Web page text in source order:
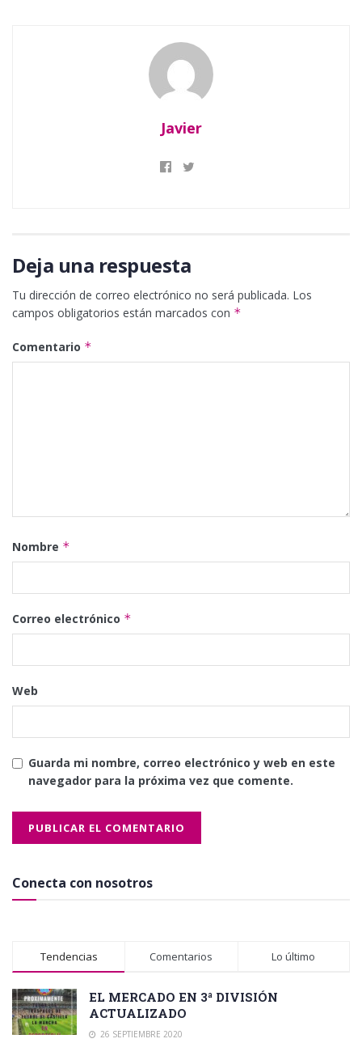
Javier
Deja una respuesta
Tu dirección de correo electrónico no será publicada. Los
campos obligatorios están marcados con *
Comentario *
Nombre *
Correo electrónico *
Web
Guarda mi nombre, correo electrónico y web en este
navegador para la próxima vez que comente.
Conecta con nosotros
Tendencias Comentarios Lo último
EL MERCADO EN 3ª DIVISIÓN
ACTUALIZADO
26 SEPTIEMBRE 2020